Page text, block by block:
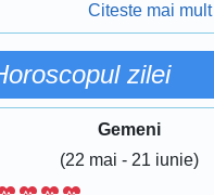
Citeste mai mult
zilei
Gemeni
(22 mai - 21 iunie)